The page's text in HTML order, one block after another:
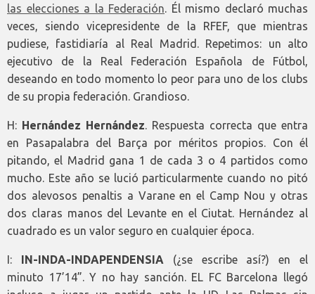
las elecciones a la Federación. Él mismo declaró muchas
veces, siendo vicepresidente de la RFEF, que mientras
pudiese, fastidiaría al Real Madrid. Repetimos: un alto
ejecutivo de la Real Federación Española de Fútbol,
deseando en todo momento lo peor para uno de los clubs
de su propia federación. Grandioso.
H: Hernández Hernández. Respuesta correcta que entra
en Pasapalabra del Barça por méritos propios. Con él
pitando, el Madrid gana 1 de cada 3 o 4 partidos como
mucho. Este año se lució particularmente cuando no pitó
dos alevosos penaltis a Varane en el Camp Nou y otras
dos claras manos del Levante en el Ciutat. Hernández al
cuadrado es un valor seguro en cualquier época.
I: IN-INDA-INDAPENDENSIA (¿se escribe así?) en el
minuto 17’14”. Y no hay sanción. EL FC Barcelona llegó